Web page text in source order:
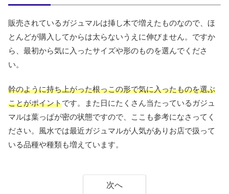
販売されているガジュマルは挿し木で増えたものなので、ほ
とんどが購入してからは太らないうえに伸びません。ですか
ら、最初から気に入ったサイズや形のものを選んでくださ
い。
幹のように持ち上がった根っこの形で気に入ったものを選ぶ
ことがポイントです。また日にたくさん当たっているガジュ
マルは葉っぱが密の状態ですので、ここも参考になさってく
ださい。風水では最近ガジュマルが人気がありお店で扱って
いる品種や種類も増えています。
次へ